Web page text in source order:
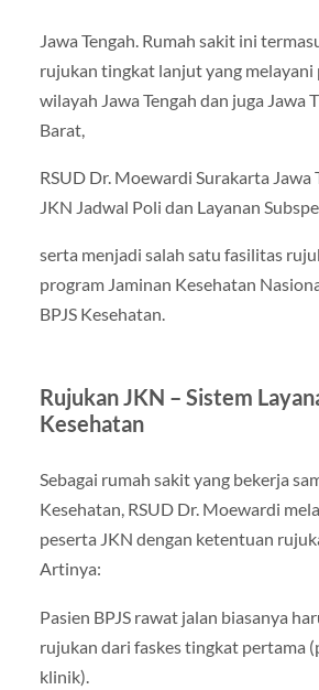
Jawa Tengah. Rumah sakit ini
rujukan tingkat lanjut yang melayani
wilayah Jawa Tengah dan juga Jawa
Barat,
RSUD Dr. Moewardi Surakarta Jawa
JKN Jadwal Poli dan Layanan
serta menjadi salah satu fasilitas
program Jaminan Kesehatan
BPJS Kesehatan.
Rujukan JKN – Sistem
Kesehatan
Sebagai rumah sakit yang bekerja
Kesehatan, RSUD Dr. Moewardi
peserta JKN dengan ketentuan
Artinya:
Pasien BPJS rawat jalan biasanya
rujukan dari faskes tingkat pertama
klinik).